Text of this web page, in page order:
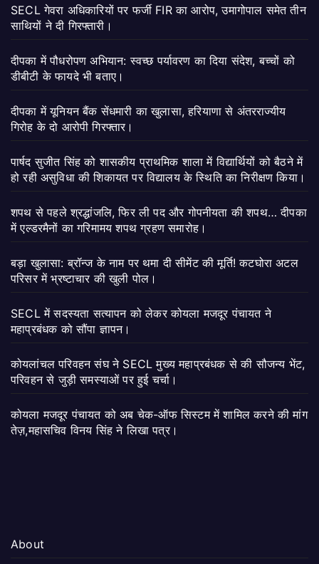
SECL गेवरा अधिकारियों पर फर्जी FIR का आरोप, उमागोपाल समेत तीन
साथियों ने दी गिरफ्तारी।
दीपका में पौधरोपण अभियान: स्वच्छ पर्यावरण का दिया संदेश, बच्चों को
डीबीटी के फायदे भी बताए।
दीपका में यूनियन बैंक सेंधमारी का खुलासा, हरियाणा से अंतरराज्यीय
गिरोह के दो आरोपी गिरफ्तार।
पार्षद सुजीत सिंह को शासकीय प्राथमिक शाला में विद्यार्थियों को बैठने में
हो रही असुविधा की शिकायत पर विद्यालय के स्थिति का निरीक्षण किया।
शपथ से पहले श्रद्धांजलि, फिर ली पद और गोपनीयता की शपथ… दीपका
में एल्डरमैनों का गरिमामय शपथ ग्रहण समारोह।
बड़ा खुलासा: ब्रॉन्ज के नाम पर थमा दी सीमेंट की मूर्ति! कटघोरा अटल
परिसर में भ्रष्टाचार की खुली पोल।
SECL में सदस्यता सत्यापन को लेकर कोयला मजदूर पंचायत ने
महाप्रबंधक को सौंपा ज्ञापन।
कोयलांचल परिवहन संघ ने SECL मुख्य महाप्रबंधक से की सौजन्य भेंट,
परिवहन से जुड़ी समस्याओं पर हुई चर्चा।
कोयला मजदूर पंचायत को अब चेक-ऑफ सिस्टम में शामिल करने की मांग
तेज़,महासचिव विनय सिंह ने लिखा पत्र।
About